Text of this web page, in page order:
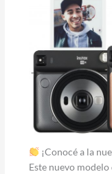
¡Conocé a la
Este nuevo